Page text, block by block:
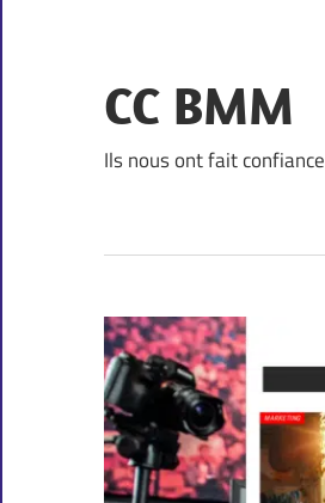
content
CC BMM
Ils nous ont fait confiance